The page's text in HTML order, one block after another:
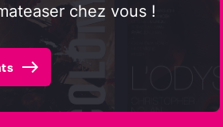
chez vous !
east